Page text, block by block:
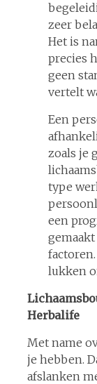
zeer
Het is
precies
geen
vertelt
Een
zoals je
type
een
lukken
Herbalife
Met name
je hebben.
afslanken